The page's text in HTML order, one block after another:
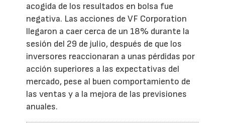
acogida de los resultados en bolsa fue
negativa. Las acciones de VF Corporation
llegaron a caer cerca de un 18% durante la
sesión del 29 de julio, después de que los
inversores reaccionaran a unas pérdidas por
acción superiores a las expectativas del
mercado, pese al buen comportamiento de
las ventas y a la mejora de las previsiones
anuales.